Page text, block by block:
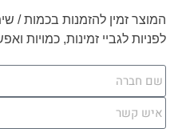
המוצר זמין להזמנות בכמות /
לפניות לגביי זמינות, כמויות